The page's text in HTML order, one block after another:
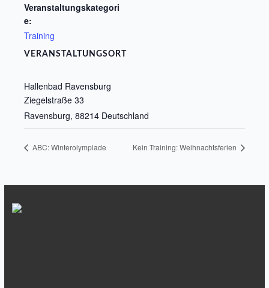
Veranstaltungskategori
e:
Training
VERANSTALTUNGSORT
Hallenbad Ravensburg
Ziegelstraße 33
Ravensburg, 88214 Deutschland
ABC: Winterolympiade Kein Training: Weihnachtsferien